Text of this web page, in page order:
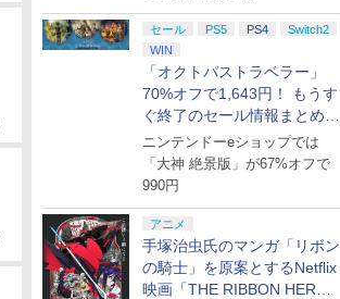
セール PS5 PS4
Switch2
WIN
「オクトパストラベラー」
70%オフで1,643円！ もうす
ぐ終了のセール情報まとめ
【8月8日更新】
ニンテンドーeショップでは
「大神 絶景版」が67%オフで
990円
アニメ
手塚治虫氏のマンガ「リボン
の騎士」を原案とするNetflix
映画「THE RIBBON HERO